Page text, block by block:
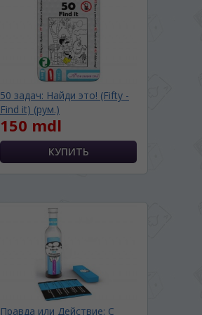
50 задач: Найди это! (Fifty -
Find it) (рум.)
150 mdl
Правда или Действие: С